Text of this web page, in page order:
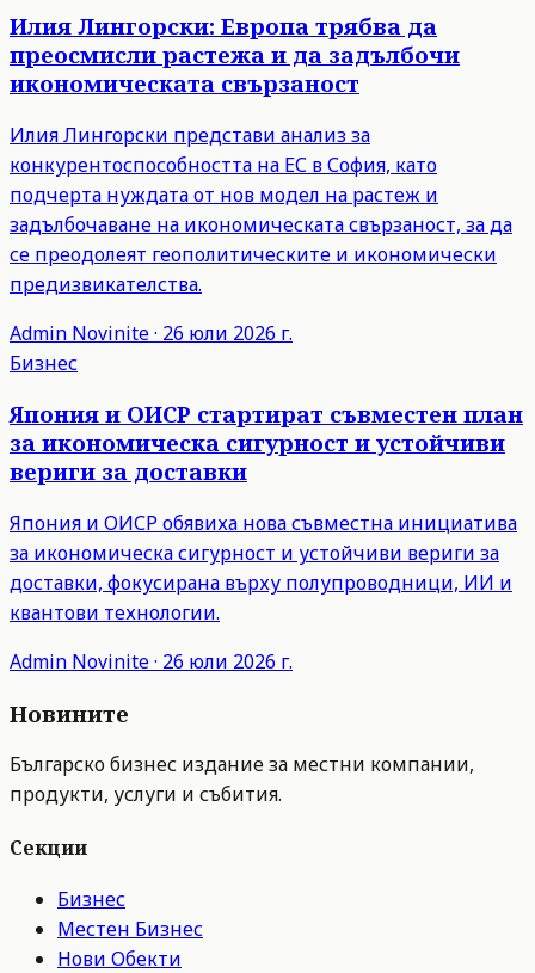
Илия Лингорски: Европа трябва да
преосмисли растежа и да задълбочи
икономическата свързаност
Илия Лингорски представи анализ за
конкурентоспособността на ЕС в София, като
подчерта нуждата от нов модел на растеж и
задълбочаване на икономическата свързаност, за да
се преодолеят геополитическите и икономически
предизвикателства.
Admin Novinite· 26 юли 2026 г.
Бизнес
Япония и ОИСР стартират съвместен план
за икономическа сигурност и устойчиви
вериги за доставки
Япония и ОИСР обявиха нова съвместна инициатива
за икономическа сигурност и устойчиви вериги за
доставки, фокусирана върху полупроводници, ИИ и
квантови технологии.
Admin Novinite· 26 юли 2026 г.
Новините
Българско бизнес издание за местни компании,
продукти, услуги и събития.
Секции
Бизнес
Местен Бизнес
Нови Обекти